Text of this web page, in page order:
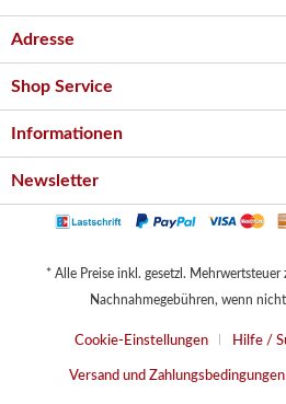
Adresse
Shop Service
Informationen
Newsletter
* Alle Preise inkl. gesetzl. Mehrwertsteuer
Nachnahmegebühren, wenn
Cookie-Einstellungen Hilfe /
Versand und Zahlungsbedingungen